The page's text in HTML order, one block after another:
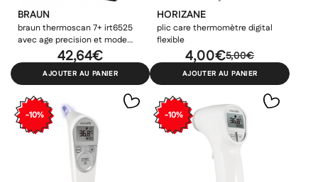
BRAUN
braun thermoscan 7+ irt6525
avec age precision et mode
42,64€
AJOUTER AU PANIER
HORIZANE
plic care thermomètre digital
flexible
5,00€
4,00€
AJOUTER AU PANIER
-10% -10%